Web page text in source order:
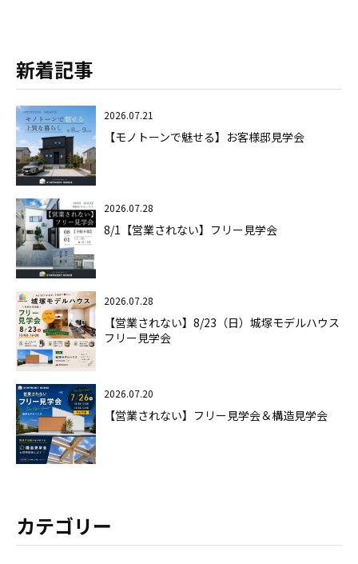
新着記事
2026.07.21
【モノトーンで魅せる】お客様邸見学会
2026.07.28
8/1【営業されない】フリー見学会
2026.07.28
【営業されない】8/23（日）城塚モデルハウス
フリー見学会
2026.07.20
【営業されない】フリー見学会＆構造見学会
カテゴリー